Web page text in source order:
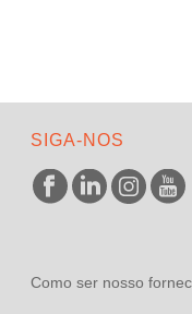
SIGA-NOS
Como ser nosso